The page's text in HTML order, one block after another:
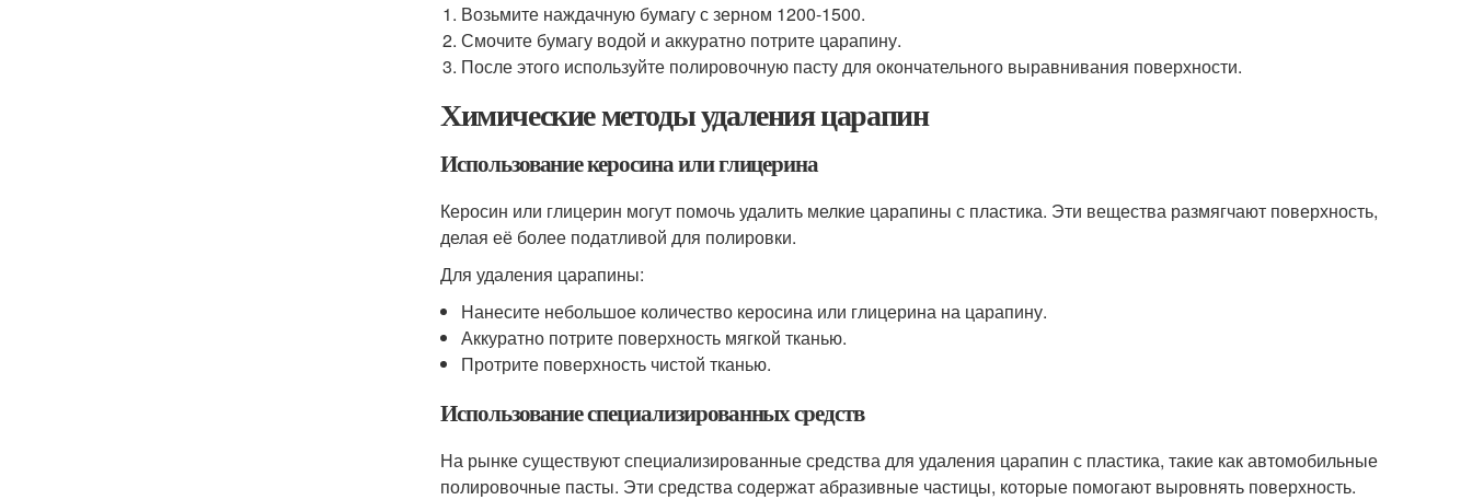
Возьмите наждачную бумагу с зерном 1200-1500.
Смочите бумагу водой и аккуратно потрите царапину.
После этого используйте полировочную пасту для окончательного выравнивания поверхности.
Химические методы удаления царапин
Использование керосина или глицерина
Керосин или глицерин могут помочь удалить мелкие царапины с пластика. Эти вещества размягчают поверхность,
делая её более податливой для полировки.
Для удаления царапины:
Нанесите небольшое количество керосина или глицерина на царапину.
Аккуратно потрите поверхность мягкой тканью.
Протрите поверхность чистой тканью.
Использование специализированных средств
На рынке существуют специализированные средства для удаления царапин с пластика, такие как автомобильные
полировочные пасты. Эти средства содержат абразивные частицы, которые помогают выровнять поверхность.